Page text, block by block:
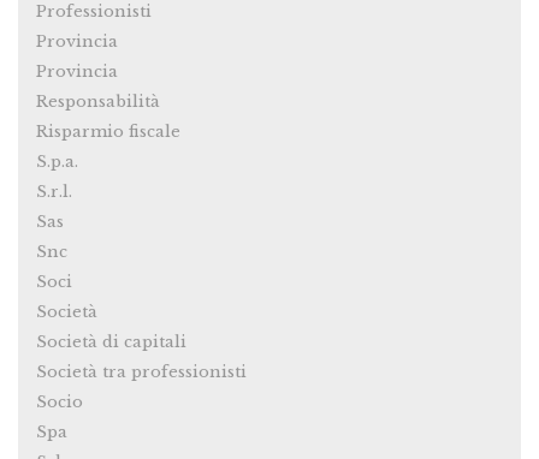
Professionisti
Provincia
Provincia
Responsabilità
Risparmio fiscale
S.p.a.
S.r.l.
Sas
Snc
Soci
Società
Società di capitali
Società tra professionisti
Socio
Spa